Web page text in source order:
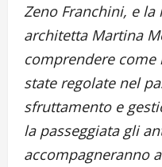
Zeno Franchini, e
architetta Martina
comprendere
state regolate nel
sfruttamento e
la passeggiata gli
accompagneranno